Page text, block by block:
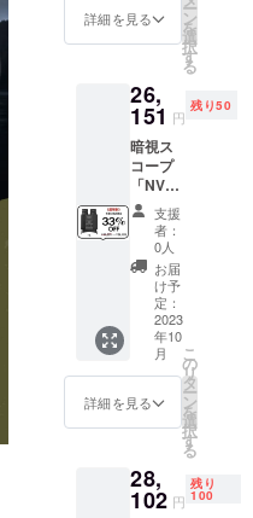
定） ※
保証：
セット
内容 ・
暗視ス
コープ
本体x1
・収納
ポーチ
x1 ・ス
トラッ
プx1 ・
32GB
microS
Dカード
x1 ・ク
リーニ
ングク
ロスx1
プx1 ・
対物レ
詳細を見る ー
ン
を
選
択
す
る
26,
151 円
残り50
暗視ス
コープ
「NV10
80」 ※
一般予
定販売
価格：
￥39,03
1 ※税
込・送
料無料
（日本
国内限
定） ※
保証：
セット
内容 ・
支援
者：
0人
お届
け予
定：
2023
年10
月
詳細を見る
こ
の
リ
タ
ー
ン
を
選
択
す
る
28,
102 円
残り
100